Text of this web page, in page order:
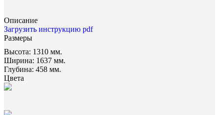
Описание
Загрузить инструкцию pdf
Размеры
Высота: 1310 мм.
Ширина: 1637 мм.
Глубина: 458 мм.
Цвета